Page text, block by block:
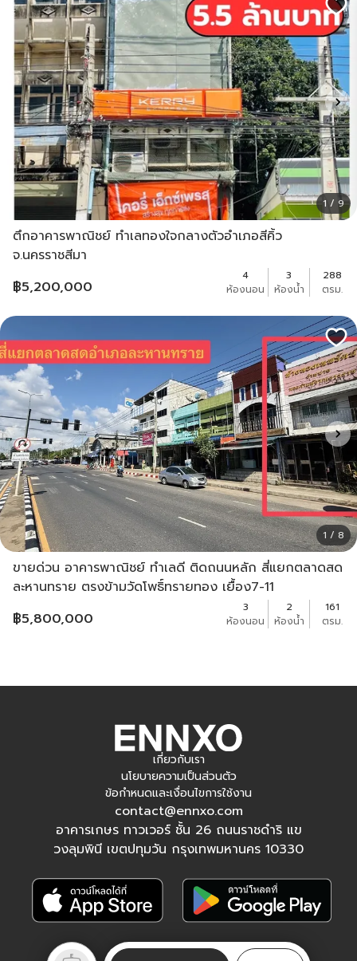
1 / 9
ตึกอาคารพาณิชย์ ทำเลทองใจกลางตัวอำเภอสีคิ้ว
จ.นครราชสีมา
฿5,200,000
4
ห้องนอน
3
ห้องน้ำ
288
ตรม.
1 / 8
ขายด่วน อาคารพาณิชย์ ทำเลดี ติดถนนหลัก สี่แยกตลาดสด
ละหานทราย ตรงข้ามวัดโพธิ์ทรายทอง เยื้อง7-11
฿5,800,000
3
ห้องนอน
2
ห้องน้ำ
161
ตรม.
เกี่ยวกับเรา
นโยบายความเป็นส่วนตัว
ข้อกำหนดและเงื่อนไขการใช้งาน
contact@ennxo.com
อาคารเกษร ทาวเวอร์ ชั้น 26 ถนนราชดำริ แข
วงลุมพินี เขตปทุมวัน กรุงเทพมหานคร 10330